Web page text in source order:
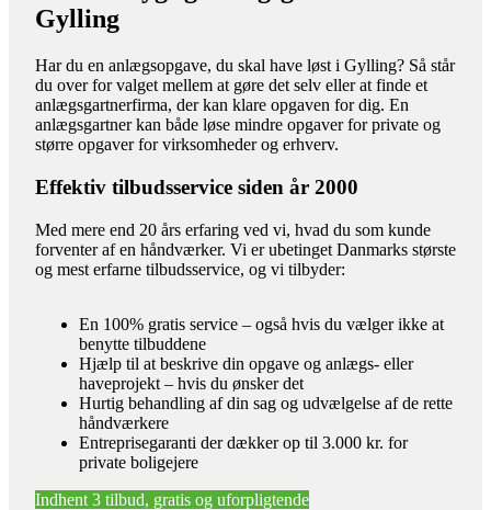
Gylling
Har du en anlægsopgave, du skal have løst i Gylling? Så står
du over for valget mellem at gøre det selv eller at finde et
anlægsgartnerfirma, der kan klare opgaven for dig. En
anlægsgartner kan både løse mindre opgaver for private og
større opgaver for virksomheder og erhverv.
Effektiv tilbudsservice siden år 2000
Med mere end 20 års erfaring ved vi, hvad du som kunde
forventer af en håndværker. Vi er ubetinget Danmarks største
og mest erfarne tilbudsservice, og vi tilbyder:
En 100% gratis service – også hvis du vælger ikke at
benytte tilbuddene
Hjælp til at beskrive din opgave og anlægs- eller
haveprojekt – hvis du ønsker det
Hurtig behandling af din sag og udvælgelse af de rette
håndværkere
Entreprisegaranti der dækker op til 3.000 kr. for
private boligejere
Indhent 3 tilbud, gratis og uforpligtende